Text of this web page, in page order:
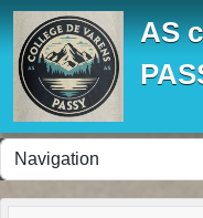
AS
Panneau de gestion des